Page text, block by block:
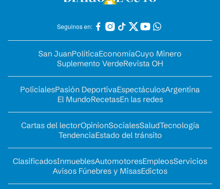
Seguinos en:
San JuanPolíticaEconomíaCuyo Minero
Suplemento VerdeRevista OH
PolicialesPasión DeportivaEspectáculosArgentina
El MundoRecetasEn las redes
Cartas del lectorOpinionSocialesSaludTecnología
TendenciaEstado del tránsito
ClasificadosInmueblesAutomotoresEmpleosServicios
Avisos Fúnebres y MisasEdictos